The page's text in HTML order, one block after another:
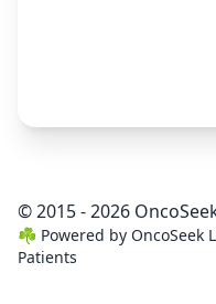
© 2015 - 2026
☘️ Powered by OncoSeek
Patients